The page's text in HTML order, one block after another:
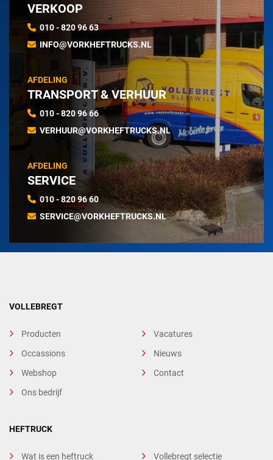
VERKOOP
010 - 820 96 63
INFO@VORKHEFTRUCKS.NL
AFDELING
TRANSPORT & VERHUUR
010 - 820 96 66
VERHUUR@VORKHEFTRUCKS.NL
AFDELING
SERVICE
010 - 820 96 60
SERVICE@VORKHEFTRUCKS.NL
VOLLEBREGT
Producten
Occassions
Webshop
Ons bedrijf
Vacatures
Nieuws
Contact
HEFTRUCK
Wat is een heftruck
Vollebregt selectie